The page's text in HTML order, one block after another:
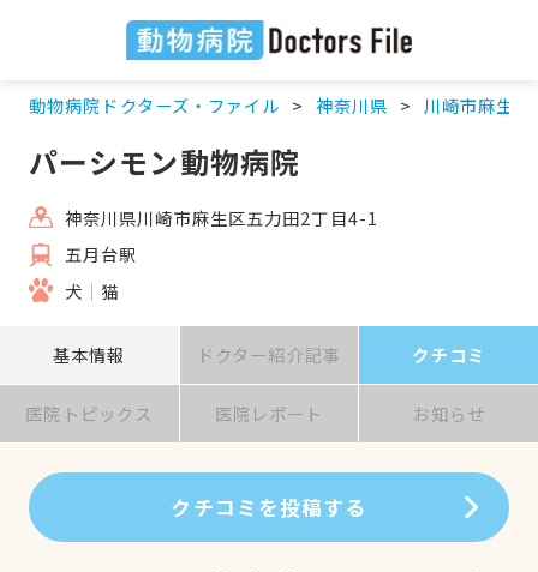
動物病院ドクターズ・ファイル 神奈川県 川崎市麻生区
パーシモン動物病院
神奈川県川崎市麻生区五力田2丁目4-1
五月台駅
犬
猫
基本情報 ドクター紹介記事 クチコミ
医院トピックス 医院レポート お知らせ
クチコミを投稿する